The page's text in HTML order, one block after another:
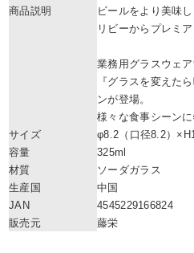
商品説明
ビールをより美味し
リビーからプレミ
業務用グラスウェ
『グラスを変えた
ンが登場。
様々な食事シーン
サイズ
φ8.2（口径8.2）
容量
325ml
材質
ソーダガラス
生産国
中国
JAN
4545229166824
販売元
藤栄